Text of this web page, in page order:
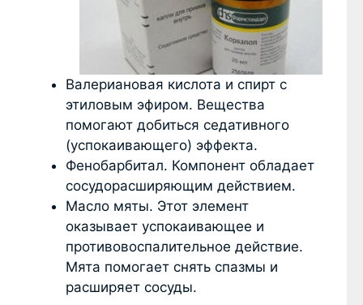
Валериановая кислота и спирт с
этиловым эфиром. Вещества
помогают добиться седативного
(успокаивающего) эффекта.
Фенобарбитал. Компонент обладает
сосудорасширяющим действием.
Масло мяты. Этот элемент
оказывает успокаивающее и
противовоспалительное действие.
Мята помогает снять спазмы и
расширяет сосуды.